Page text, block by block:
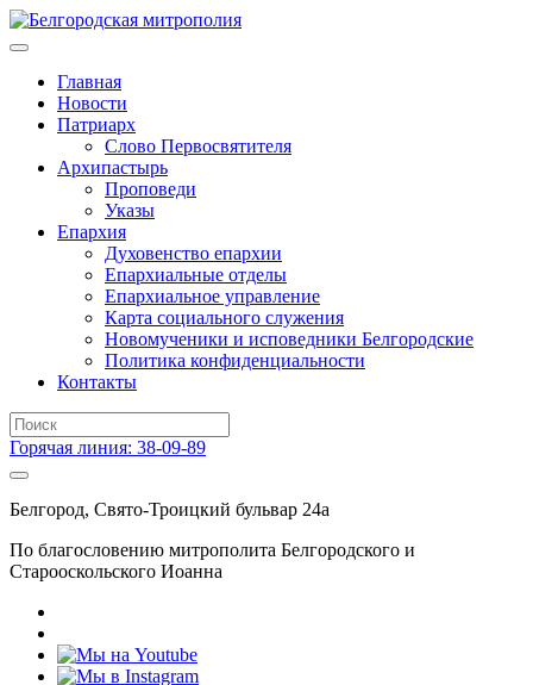
Главная
Новости
Патриарх
Слово Первосвятителя
Архипастырь
Проповеди
Указы
Епархия
Духовенство епархии
Епархиальные отделы
Епархиальное управление
Карта социального служения
Новомученики и исповедники Белгородские
Политика конфиденциальности
Контакты
Горячая линия: 38-09-89
Белгород, Свято-Троицкий бульвар 24а
По благословению митрополита Белгородского и
Старооскольского Иоанна